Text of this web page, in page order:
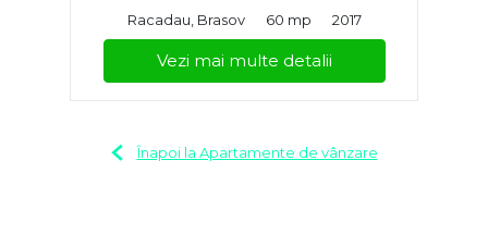
Racadau, Brasov
60 mp 2017
Vezi mai multe detalii
Înapoi la Apartamente de vânzare